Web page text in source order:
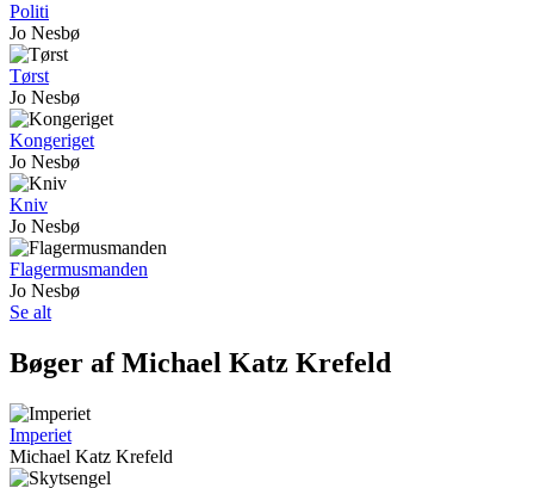
Politi
Jo Nesbø
Tørst
Jo Nesbø
Kongeriget
Jo Nesbø
Kniv
Jo Nesbø
Flagermusmanden
Jo Nesbø
Se alt
Bøger af Michael Katz Krefeld
Imperiet
Michael Katz Krefeld